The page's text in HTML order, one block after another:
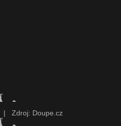
| Zdroj: Doupe.cz